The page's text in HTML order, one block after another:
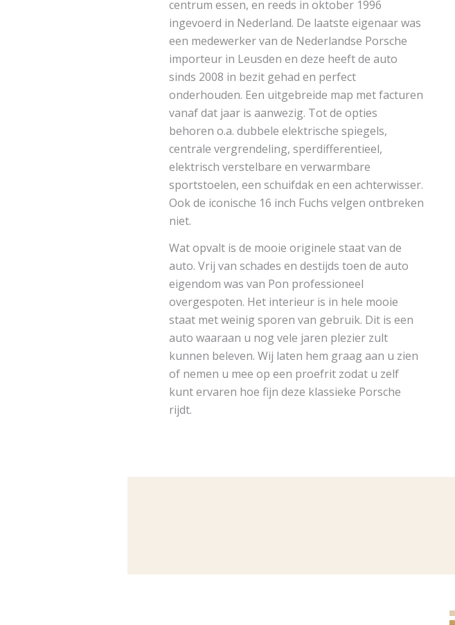
centrum essen, en reeds in oktober 1996
ingevoerd in Nederland. De laatste eigenaar was
een medewerker van de Nederlandse Porsche
importeur in Leusden en deze heeft de auto
sinds 2008 in bezit gehad en perfect
onderhouden. Een uitgebreide map met facturen
vanaf dat jaar is aanwezig. Tot de opties
behoren o.a. dubbele elektrische spiegels,
centrale vergrendeling, sperdifferentieel,
elektrisch verstelbare en verwarmbare
sportstoelen, een schuifdak en een achterwisser.
Ook de iconische 16 inch Fuchs velgen ontbreken
niet.
Wat opvalt is de mooie originele staat van de
auto. Vrij van schades en destijds toen de auto
eigendom was van Pon professioneel
overgespoten. Het interieur is in hele mooie
staat met weinig sporen van gebruik. Dit is een
auto waaraan u nog vele jaren plezier zult
kunnen beleven. Wij laten hem graag aan u zien
of nemen u mee op een proefrit zodat u zelf
kunt ervaren hoe fijn deze klassieke Porsche
rijdt.